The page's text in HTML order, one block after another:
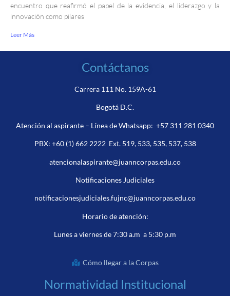
encuentro que reafirmó el papel de la evidencia, el liderazgo y la
innovación como pilares
Leer Más
Contáctanos
Carrera 111 No. 159A-61
Bogotá D.C.
Atención al aspirante – Línea de Whatsapp: +57 311 281 0340
PBX: +60 (1) 662 2222Ext. 519, 533, 535, 537, 538
atencionalaspirante@juanncorpas.edu.co
Notificaciones Judiciales
notificacionesjudiciales.fujnc@juanncorpas.edu.co
Horario de atención:
Lunes a viernes de 7:30 a.m a 5:30 p.m
Cómo llegar a la Corpas
Normatividad Institucional